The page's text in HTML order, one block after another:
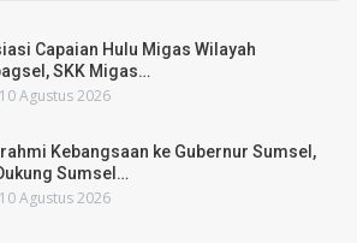
Capaian Hulu Migas Wilayah
SKK Migas…
Agustus 2026
Kebangsaan ke Gubernur Sumsel,
Sumsel…
Agustus 2026